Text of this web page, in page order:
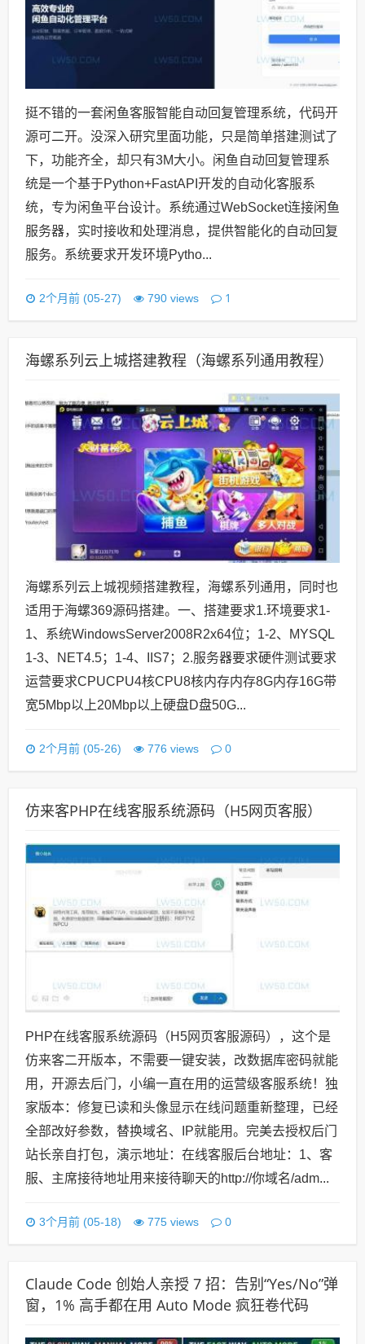
挺不错的一套闲鱼客服智能自动回复管理系统，代码开
源可二开。没深入研究里面功能，只是简单搭建测试了
下，功能齐全，却只有3M大小。闲鱼自动回复管理系
统是一个基于Python+FastAPI开发的自动化客服系
统，专为闲鱼平台设计。系统通过WebSocket连接闲鱼
服务器，实时接收和处理消息，提供智能化的自动回复
服务。系统要求开发环境Pytho...
2个月前 (05-27) 790 views 1
海螺系列云上城搭建教程（海螺系列通用教程）
海螺系列云上城视频搭建教程，海螺系列通用，同时也
适用于海螺369源码搭建。一、搭建要求1.环境要求1-
1、系统WindowsServer2008R2x64位；1-2、MYSQL
1-3、NET4.5；1-4、IIS7；2.服务器要求硬件测试要求
运营要求CPUCPU4核CPU8核内存内存8G内存16G带
宽5Mbp以上20Mbp以上硬盘D盘50G...
2个月前 (05-26) 776 views 0
仿来客PHP在线客服系统源码（H5网页客服）
PHP在线客服系统源码（H5网页客服源码），这个是
仿来客二开版本，不需要一键安装，改数据库密码就能
用，开源去后门，小编一直在用的运营级客服系统！独
家版本：修复已读和头像显示在线问题重新整理，已经
全部改好参数，替换域名、IP就能用。完美去授权后门
站长亲自打包，演示地址：在线客服后台地址：1、客
服、主席接待地址用来接待聊天的http://你域名/adm...
3个月前 (05-18) 775 views 0
Claude Code 创始人亲授 7 招：告别“Yes/No”弹
窗，1% 高手都在用 Auto Mode 疯狂卷代码